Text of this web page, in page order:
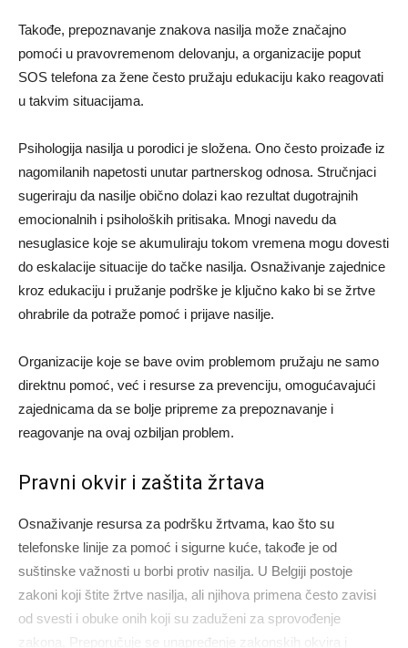
Takođe, prepoznavanje znakova nasilja može značajno
pomoći u pravovremenom delovanju, a organizacije poput
SOS telefona za žene često pružaju edukaciju kako reagovati
u takvim situacijama.
Psihologija nasilja u porodici je složena. Ono često proizađe iz
nagomilanih napetosti unutar partnerskog odnosa. Stručnjaci
sugeriraju da nasilje obično dolazi kao rezultat dugotrajnih
emocionalnih i psiholoških pritisaka. Mnogi navedu da
nesuglasice koje se akumuliraju tokom vremena mogu dovesti
do eskalacije situacije do tačke nasilja. Osnaživanje zajednice
kroz edukaciju i pružanje podrške je ključno kako bi se žrtve
ohrabrile da potraže pomoć i prijave nasilje.
Organizacije koje se bave ovim problemom pružaju ne samo
direktnu pomoć, već i resurse za prevenciju, omogućavajući
zajednicama da se bolje pripreme za prepoznavanje i
reagovanje na ovaj ozbiljan problem.
Pravni okvir i zaštita žrtava
Osnaživanje resursa za podršku žrtvama, kao što su
telefonske linije za pomoć i sigurne kuće, takođe je od
suštinske važnosti u borbi protiv nasilja. U Belgiji postoje
zakoni koji štite žrtve nasilja, ali njihova primena često zavisi
od svesti i obuke onih koji su zaduženi za sprovođenje
zakona. Preporučuje se unapređenje zakonskih okvira i